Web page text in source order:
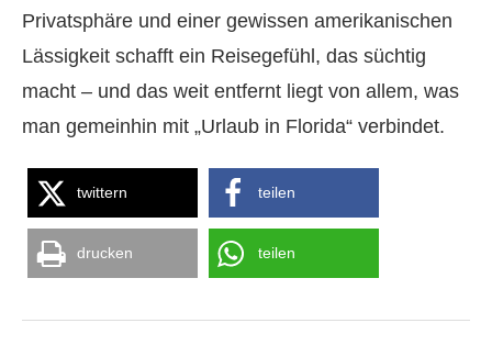
Privatsphäre und einer gewissen amerikanischen
Lässigkeit schafft ein Reisegefühl, das süchtig
macht – und das weit entfernt liegt von allem, was
man gemeinhin mit „Urlaub in Florida“ verbindet.
twittern teilen
drucken teilen